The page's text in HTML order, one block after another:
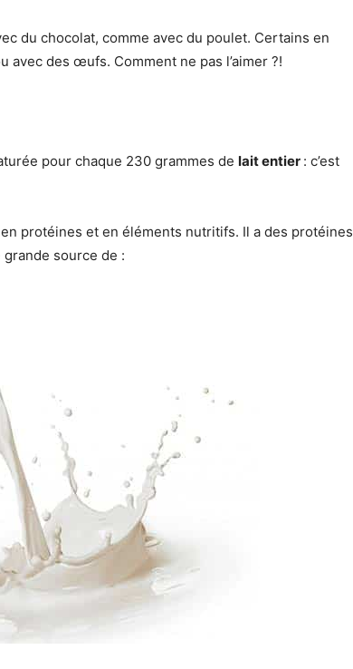
du chocolat, comme avec du poulet. Certains en
avec des œufs. Comment ne pas l’aimer ?!
pour chaque 230 grammes de lait entier : c’est
protéines et en éléments nutritifs. Il a des protéines
grande source de :